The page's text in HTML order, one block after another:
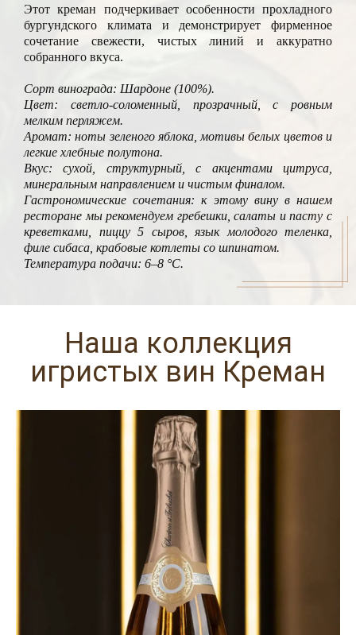
Этот креман подчеркивает особенности прохладного
бургундского климата и демонстрирует фирменное
сочетание свежести, чистых линий и аккуратно
собранного вкуса.
Сорт винограда: Шардоне (100%).
Цвет: светло-соломенный, прозрачный, с ровным
мелким перляжем.
Аромат: ноты зеленого яблока, мотивы белых цветов и
легкие хлебные полутона.
Вкус: сухой, структурный, с акцентами цитруса,
минеральным направлением и чистым финалом.
Гастрономические сочетания: к этому вину в нашем
ресторане мы рекомендуем гребешки, салаты и пасту с
креветками, пиццу 5 сыров, язык молодого теленка,
филе сибаса, крабовые котлеты со шпинатом.
Температура подачи: 6–8 °C.
Наша коллекция
игристых вин Креман